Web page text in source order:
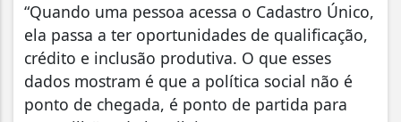
“Quando uma pessoa acessa o Cadastro Único,
ela passa a ter oportunidades de qualificação,
crédito e inclusão produtiva. O que esses
dados mostram é que a política social não é
ponto de chegada, é ponto de partida para